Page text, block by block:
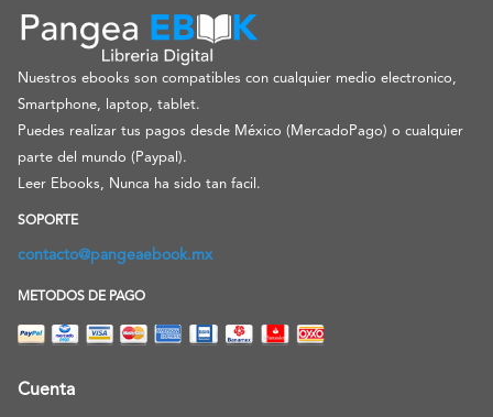
Nuestros ebooks son compatibles con cualquier medio electronico,
Smartphone, laptop, tablet.
Puedes realizar tus pagos desde México (MercadoPago) o cualquier
parte del mundo (Paypal).
Leer Ebooks, Nunca ha sido tan facil.
SOPORTE
contacto@pangeaebook.mx
METODOS DE PAGO
Cuenta